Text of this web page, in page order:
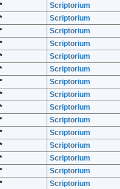
Scriptorium
Scriptorium
Scriptorium
Scriptorium
Scriptorium
Scriptorium
Scriptorium
Scriptorium
Scriptorium
Scriptorium
Scriptorium
Scriptorium
Scriptorium
Scriptorium
Scriptorium